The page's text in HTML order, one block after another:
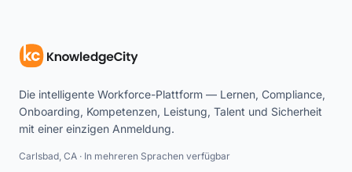
Die intelligente Workforce-Plattform — Lernen, Compliance,
Onboarding, Kompetenzen, Leistung, Talent und Sicherheit
mit einer einzigen Anmeldung.
Carlsbad, CA · In mehreren Sprachen verfügbar